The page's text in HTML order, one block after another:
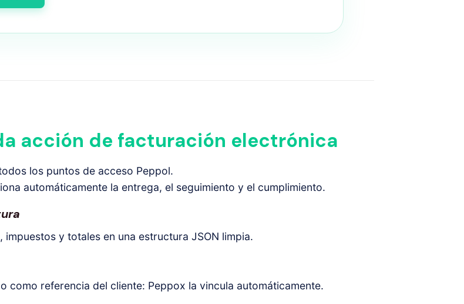
acción de facturación electrónica
los puntos de acceso Peppol.
automáticamente la entrega, el seguimiento y el cumplimiento.
y totales en una estructura JSON limpia.
como referencia del cliente: Peppox la vincula automáticamente.